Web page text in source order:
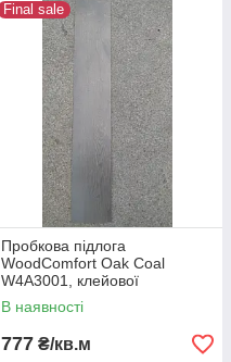
Final sale
Пробкова підлога
WoodComfort Oak Coal
W4A3001, клейової
В наявності
777 ₴/кв.м